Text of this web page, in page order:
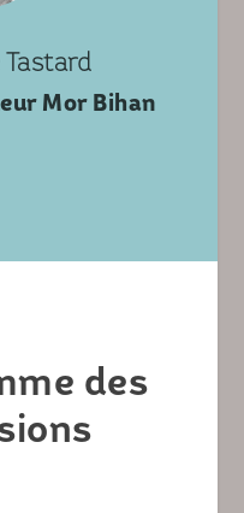
Mor Bihan
des